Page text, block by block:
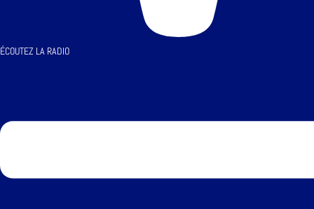
ÉCOUTEZ LA RADIO